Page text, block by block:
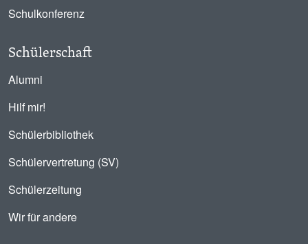
Schulkonferenz
Schülerschaft
Alumni
Hilf mir!
Schülerbibliothek
Schülervertretung (SV)
Schülerzeitung
Wir für andere